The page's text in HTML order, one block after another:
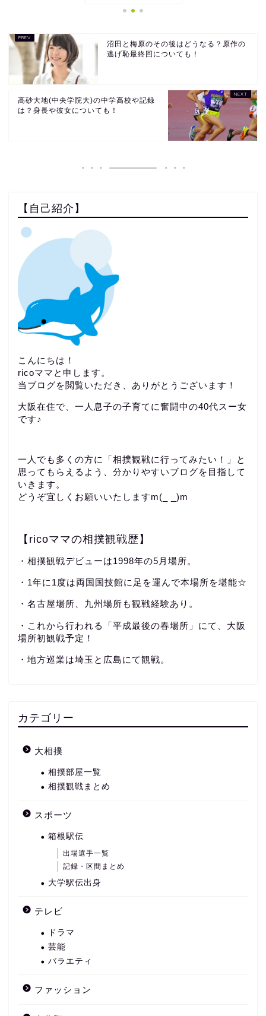
沼田と梅原のその後はどうなる？原作の
逃げ恥最終回についても！
高砂大地(中央学院大)の中学高校や記録
は？身長や彼女についても！
【自己紹介】
こんにちは！
ricoママと申します。
当ブログを閲覧いただき、ありがとうございます！
大阪在住で、一人息子の子育てに奮闘中の40代スー女
です♪
一人でも多くの方に「相撲観戦に行ってみたい！」と
思ってもらえるよう、分かりやすいブログを目指して
いきます。
どうぞ宜しくお願いいたしますm(_ _)m
【ricoママの相撲観戦歴】
・相撲観戦デビューは1998年の5月場所。
・1年に1度は両国国技館に足を運んで本場所を堪能☆
・名古屋場所、九州場所も観戦経験あり。
・これから行われる「平成最後の春場所」にて、大阪
場所初観戦予定！
・地方巡業は埼玉と広島にて観戦。
カテゴリー
大相撲
相撲部屋一覧
相撲観戦まとめ
スポーツ
箱根駅伝
出場選手一覧
記録・区間まとめ
大学駅伝出身
テレビ
ドラマ
芸能
バラエティ
ファッション